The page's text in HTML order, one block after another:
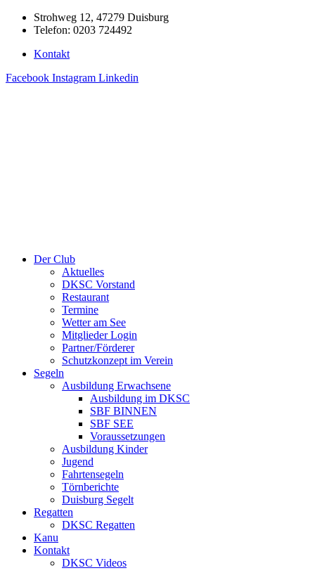
Zum
Inhalt
Strohweg 12, 47279 Duisburg
Telefon: 0203 724492
Kontakt
Facebook Instagram Linkedin
Der Club
Aktuelles
DKSC Vorstand
Restaurant
Termine
Wetter am See
Mitglieder Login
Partner/Förderer
Schutzkonzept im Verein
Segeln
Ausbildung Erwachsene
Ausbildung im DKSC
SBF BINNEN
SBF SEE
Voraussetzungen
Ausbildung Kinder
Jugend
Fahrtensegeln
Törnberichte
Duisburg Segelt
Regatten
DKSC Regatten
Kanu
Kontakt
DKSC Videos